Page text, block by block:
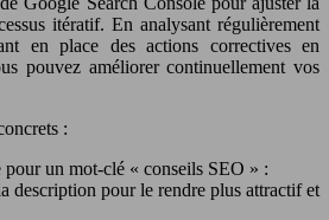
itératif. En analysant régulièrement
en place des actions correctives en
pouvez améliorer continuellement vos
:
un mot-clé « conseils SEO » :
description pour le rendre plus attractif et